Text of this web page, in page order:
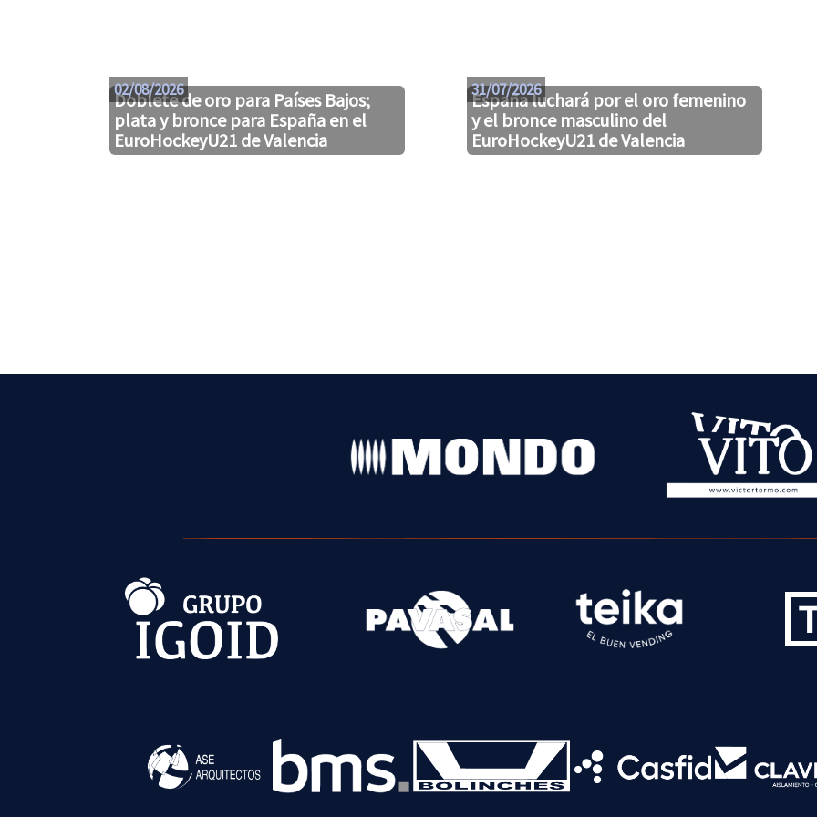
Doblete de oro para Países Bajos;
plata y bronce para España en el
EuroHockeyU21 de Valencia
02/08/2026
España luchará por el oro femenino
y el bronce masculino del
EuroHockeyU21 de Valencia
31/07/2026